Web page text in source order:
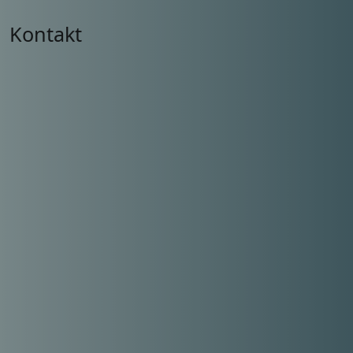
Kontakt